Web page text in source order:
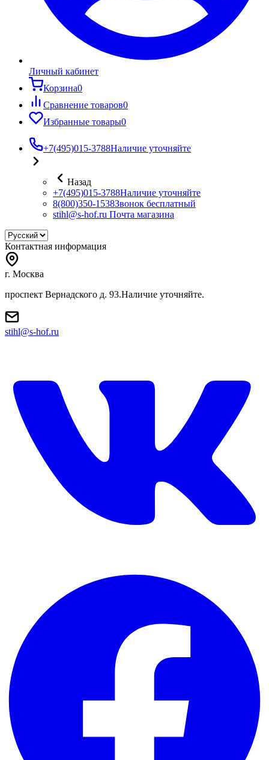
Личный кабинет
Корзина0
Сравнение товаров0
Избранные товары0
+7(495)015-3788Наличие уточняйте
Назад
+7(495)015-3788Наличие уточняйте
8(800)350-1538Звонок бесплатный
stihl@s-hof.ru Почта магазина
Контактная информация
г. Москва
проспект Вернадского д. 93.Наличие уточняйте.
stihl@s-hof.ru